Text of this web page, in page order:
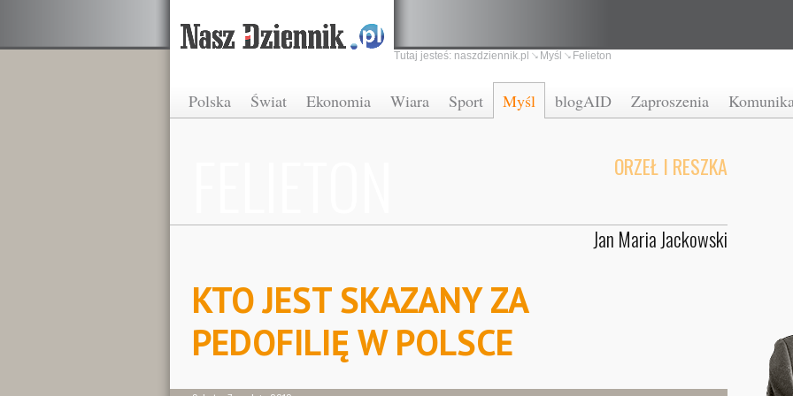
Polska Świat Ekonomia Wiara Sport Myśl blogAID Zaproszenia
Tutaj jesteś: naszdziennik.pl Myśl Felieton
ORZEŁ I RESZKA
Jan Maria Jackowski
KTO JEST SKAZANY ZA
PEDOFILIĘ W POLSCE